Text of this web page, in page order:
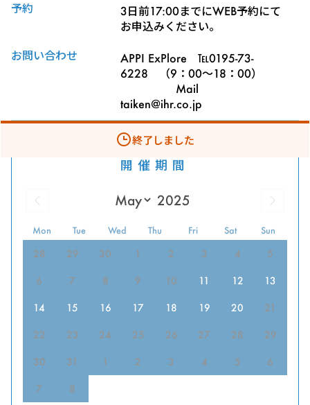
予約
3日前17:00までにWEB予約にて
お申込みください。
お問い合わせ
APPI ExPlore ℡0195-73-
6228 （9：00～18：00）
Mail
taiken@ihr.co.jp
終了しました
開催期間
Mon Tue Wed Thu Fri Sat Sun
28 29 30 1 2 3 4 5
6 7 8 9 10 11 12 13
14 15 16 17 18 19 20 21
22 23 24 25 26 27 28 29
30 31 1 2 3 4 5 6
7 8